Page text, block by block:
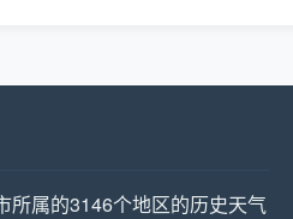
所属的3146个地区的历史天气